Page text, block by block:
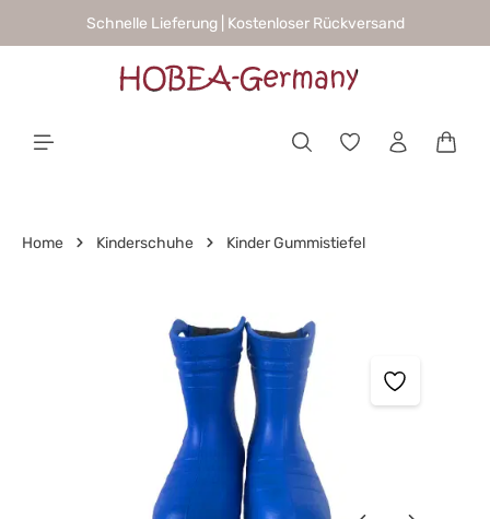
springenSchnelle Lieferung | Kostenloser Rückversand
Home Kinderschuhe Kinder Gummistiefel
Bildergalerie überspringen